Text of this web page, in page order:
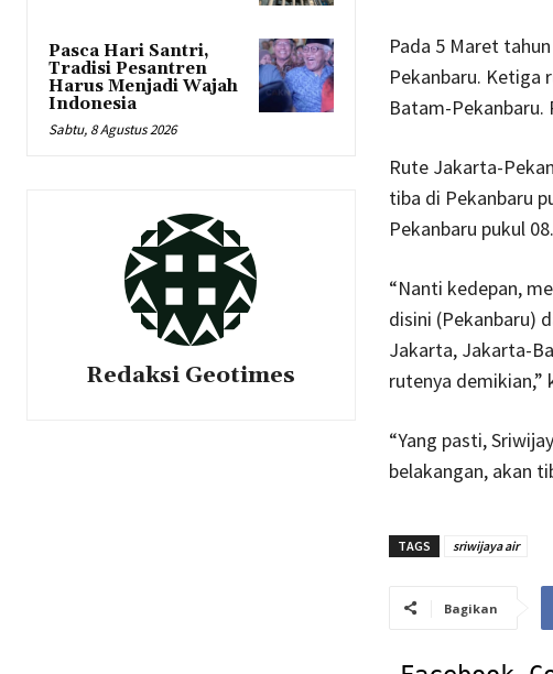
Pasca Hari Santri,
Tradisi Pesantren
Harus Menjadi Wajah
Indonesia
Sabtu, 8 Agustus 2026
Redaksi Geotimes
Pada 5 Maret
Pekanbaru. Ketiga
Batam-Pekanbaru.
Rute Jakarta-
tiba di Pekanbaru
Pekanbaru pukul
“Nanti kedepan,
disini (Pekanbaru)
Jakarta, Jakarta-
rutenya demikian,”
“Yang pasti,
belakangan, akan
TAGS sriwijaya air
Bagikan